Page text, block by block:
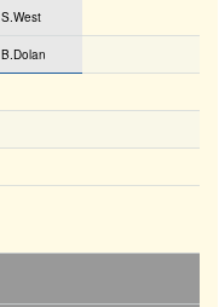
S.West
B.Dolan